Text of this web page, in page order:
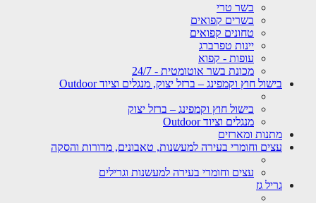
בשר טרי
בשרים קפואים
טחונים קפואים
יינות טפרברג
עופות - קפוא
מכונת בשר אוטומטית - 24/7
בישול חוץ וקמפינג – ברזל יצוק, מנגלים וציוד Outdoor
בישול חוץ וקמפינג – ברזל יצוק
מנגלים וציוד Outdoor
מתנות ומארזים
עצים וחומרי בעירה למעשנות, טאבונים, מדורות והסקה
עצים וחומרי בעירה למעשנות וגרילים
גריל גז